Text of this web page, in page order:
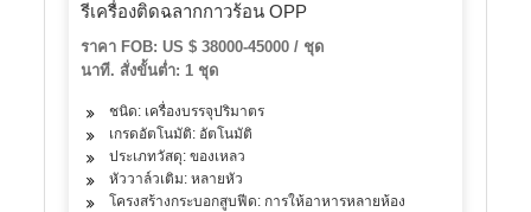
รีเครื่องติดฉลากกาวร้อน OPP
ราคา FOB: US $ 38000-45000 / ชุด
นาที. สั่งขั้นต่ำ: 1 ชุด
ชนิด: เครื่องบรรจุปริมาตร
เกรดอัตโนมัติ: อัตโนมัติ
ประเภทวัสดุ: ของเหลว
หัววาล์วเติม: หลายหัว
โครงสร้างกระบอกสูบฟีด: การให้อาหารหลายห้อง